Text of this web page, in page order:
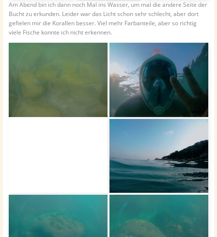
Am Abend bin ich dann noch Mal ins Wasser, um mal die andere Seite der
Bucht zu erkunden. Leider war das Licht schon sehr schlecht, aber dort
gefielen mir die Korallen besser. Viel mehr Farbanteile, aber so richtig
viele Fische konnte ich nicht erkennen.